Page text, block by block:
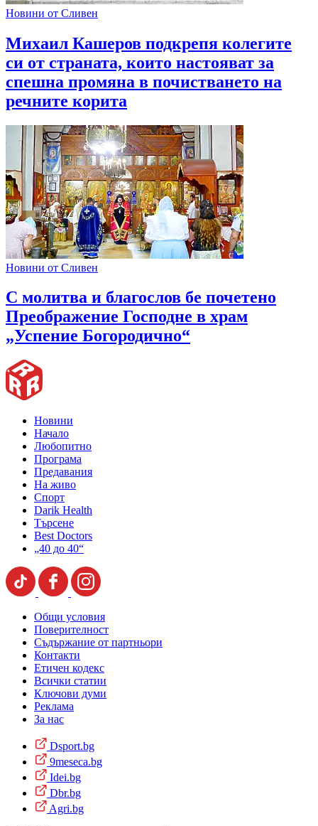
Новини от Сливен
Михаил Кашеров подкрепя колегите
си от страната, които настояват за
спешна промяна в почистването на
речните корита
Новини от Сливен
С молитва и благослов бе почетено
Преображение Господне в храм
„Успение Богородично“
Новини
Начало
Любопитно
Програма
Предавания
На живо
Спорт
Darik Health
Търсене
Best Doctors
„40 до 40“
Общи условия
Поверителност
Съдържание от партньори
Контакти
Етичен кодекс
Всички статии
Ключови думи
Реклама
За нас
Dsport.bg
9meseca.bg
Idei.bg
Dbr.bg
Agri.bg